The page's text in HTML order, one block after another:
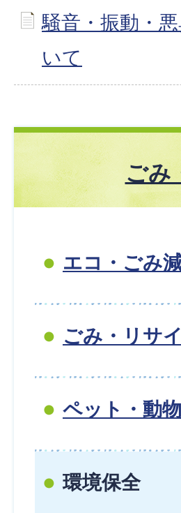
騒音・振動・
いて
ごみ
エコ・ごみ
ごみ・リサ
ペット・動物
環境保全